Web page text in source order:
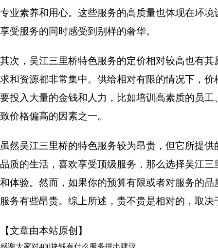
专业素养和用心。这些服务的高质量也体现在环
享受服务的同时感受到别样的奢华。
其次，吴江三里桥特色服务的定价相对较高也有
求和资源都非常集中。供给相对有限的情况下，
要投入大量的金钱和人力，比如培训高素质的员
致价格偏高的因素之一。
虽然吴江三里桥的特色服务较为昂贵，但它所提
品质的生活，喜欢享受顶级服务，那么选择吴江
和体验。然而，如果你的预算有限或者对服务的
服务有些昂贵。综上所述，贵不贵是相对的，取
【文章由本站原创】
感谢大家对400块钱有什么服务提出建议。